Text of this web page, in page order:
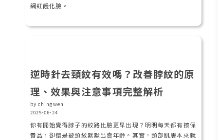
網紅饅化臉。
逆時針去頸紋有效嗎？改善脖紋的原
理、效果與注意事項完整解析
by chingwen
2025-06-24
你有開始覺得脖子的紋路比臉更早出現？明明每天都有擦保
養品，卻還是被頸紋默默出賣年齡。其實，頸部肌膚本來就